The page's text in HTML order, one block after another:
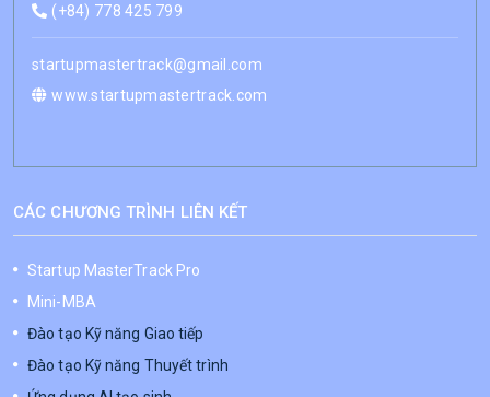
(+84) 778 425 799
startupmastertrack@gmail.com
www.startupmastertrack.com
CÁC CHƯƠNG TRÌNH LIÊN KẾT
Startup MasterTrack Pro
Mini-MBA
Đào tạo Kỹ năng Giao tiếp
Đào tạo Kỹ năng Thuyết trình